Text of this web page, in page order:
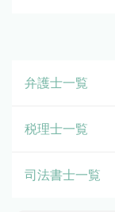
弁護士一覧
税理士一覧
司法書士一覧